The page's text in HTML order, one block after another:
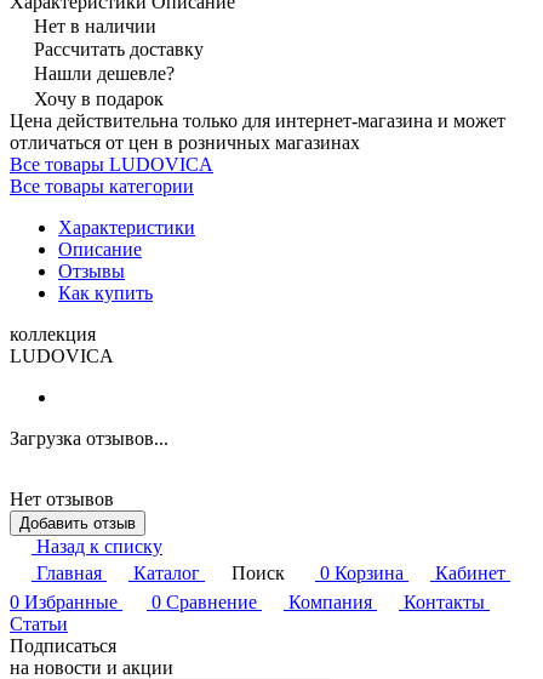
Нет в наличии
Рассчитать доставку
Нашли дешевле?
Хочу в подарок
Цена действительна только для интернет-магазина и может
отличаться от цен в розничных магазинах
Все товары LUDOVICA
Все товары категории
Характеристики
Описание
Отзывы
Как купить
коллекция
LUDOVICA
Загрузка отзывов...
Нет отзывов
Добавить отзыв
Назад к списку
Главная
Каталог Поиск 0 Корзина
Кабинет
0 Избранные 0 Сравнение Компания
Контакты
Статьи
Подписаться
на новости и акции